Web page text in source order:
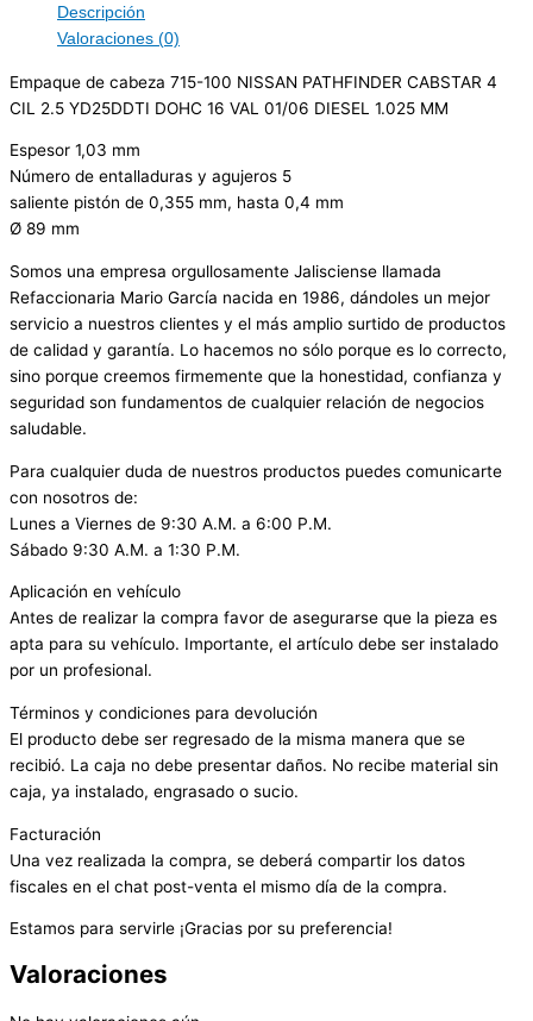
Descripción
Valoraciones (0)
Empaque de cabeza 715-100 NISSAN PATHFINDER CABSTAR 4
CIL 2.5 YD25DDTI DOHC 16 VAL 01/06 DIESEL 1.025 MM
Espesor 1,03 mm
Número de entalladuras y agujeros 5
saliente pistón de 0,355 mm, hasta 0,4 mm
Ø 89 mm
Somos una empresa orgullosamente Jalisciense llamada
Refaccionaria Mario García nacida en 1986, dándoles un mejor
servicio a nuestros clientes y el más amplio surtido de productos
de calidad y garantía. Lo hacemos no sólo porque es lo correcto,
sino porque creemos firmemente que la honestidad, confianza y
seguridad son fundamentos de cualquier relación de negocios
saludable.
Para cualquier duda de nuestros productos puedes comunicarte
con nosotros de:
Lunes a Viernes de 9:30 A.M. a 6:00 P.M.
Sábado 9:30 A.M. a 1:30 P.M.
Aplicación en vehículo
Antes de realizar la compra favor de asegurarse que la pieza es
apta para su vehículo. Importante, el artículo debe ser instalado
por un profesional.
Términos y condiciones para devolución
El producto debe ser regresado de la misma manera que se
recibió. La caja no debe presentar daños. No recibe material sin
caja, ya instalado, engrasado o sucio.
Facturación
Una vez realizada la compra, se deberá compartir los datos
fiscales en el chat post-venta el mismo día de la compra.
Estamos para servirle ¡Gracias por su preferencia!
Valoraciones